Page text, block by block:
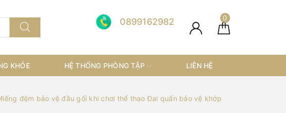
0
0899162982
KHỎE HỆ THỐNG PHÒNG TẬP LIÊN HỆ
đệm bảo vệ đầu gối khi chơi thể thao Đai quấn bảo vệ khớp